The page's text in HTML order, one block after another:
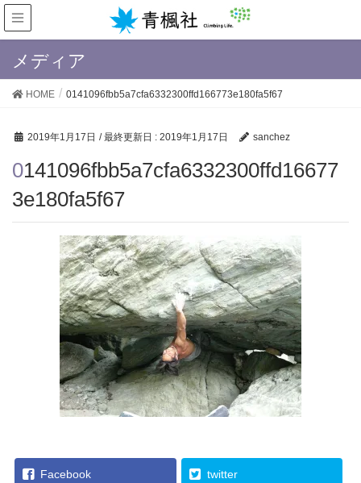
メディア
HOME 0141096fbb5a7cfa6332300ffd166773e180fa5f67
2019年1月17日 / 最終更新日 : 2019年1月17日 sanchez
0141096fbb5a7cfa6332300ffd16677
3e180fa5f67
Facebook twitter